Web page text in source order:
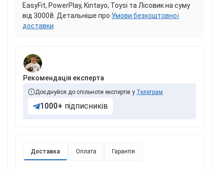
Доставка Оплата Гарантія
EasyFit, PowerPlay, Kintayo, Toysi та Лісовик на суму
від 3000₴. Детальніше про Умови безкоштовної
доставки
Рекомендація експерта
Доєднуйся до спільноти експертів у Телеграм
1000+ підписників